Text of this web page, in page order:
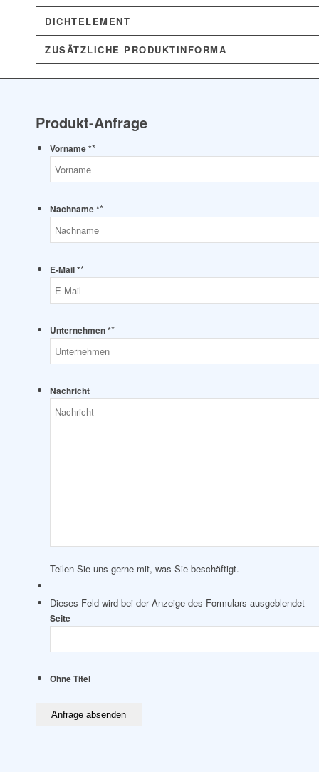
DICHTELEMENT
ZUSÄTZLICHE PRODUKTINFORMA
Produkt-Anfrage
Vorname **
Nachname **
E-Mail **
Unternehmen **
Nachricht
Teilen Sie uns gerne mit, was Sie beschäftigt.
Dieses Feld wird bei der Anzeige des Formulars ausgeblendet
Seite
Ohne Titel